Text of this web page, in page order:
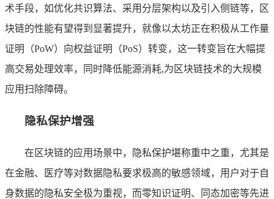
术手段，如优化共识算法、采用分层架构以及引入侧链等，区
块链的性能有望得到显著提升，就像以太坊正在积极从工作量
证明（PoW）向权益证明（PoS）转变，这一转变旨在大幅提
高交易处理效率，同时降低能源消耗,为区块链技术的大规模
应用扫除障碍。
隐私保护增强
在区块链的应用场景中，隐私保护堪称重中之重，尤其是
在金融、医疗等对数据隐私要求极高的敏感领域，用户对于自
身数据的隐私安全极为重视，而零知识证明、同态加密等先进